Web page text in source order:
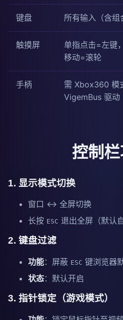
键盘 所有输入（含
触摸屏
单指点击=左键
移动=滚轮
手柄
需 Xbox360 模
VigemBus 驱动
控制
1. 显示模式切换
窗口 ↔ 全屏切换
长按 ESC 退出全屏（默认
2. 键盘过滤
功能：屏蔽 ESC 键浏览器
状态：默认开启
3. 指针锁定（游戏模式）